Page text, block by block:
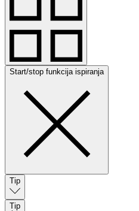
Start/stop funkcija ispiranja
Tip
Tip